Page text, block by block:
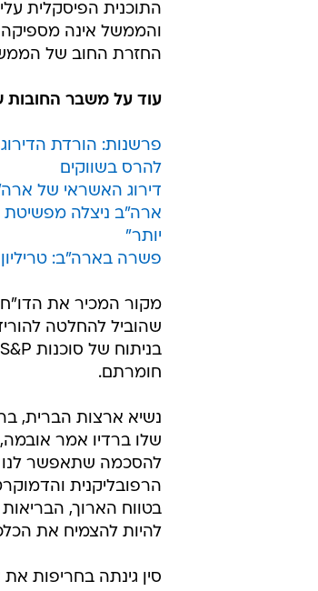
התוכנית הפיסקלית
והממשל אינה מספיקה
החזרת החוב של
עוד על משבר
פרשנות: הורדת
להרס בשווקים
דירוג האשראי של
ארה"ב ניצלה מפשיטת
יותר"
פשרה בארה"ב: טריליון
מקור המכיר את
שהוביל להחלטה
חומרתם.
נשיא ארצות הברית,
שלו ברדיו אמר
להסכמה שתאפשר לנו
הרפובליקנית
בטווח הארוך,
להיות להצמיח את
סין גינתה בחריפות